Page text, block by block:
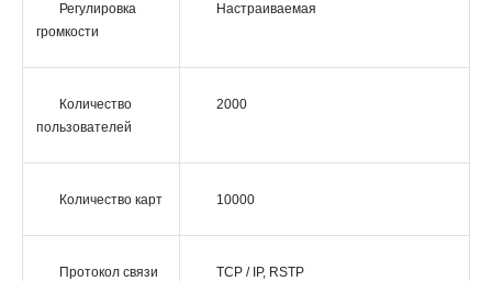
Регулировка
громкости
Настраиваемая
Количество
пользователей
2000
Количество карт 10000
Протокол связи TCP / IP, RSTP